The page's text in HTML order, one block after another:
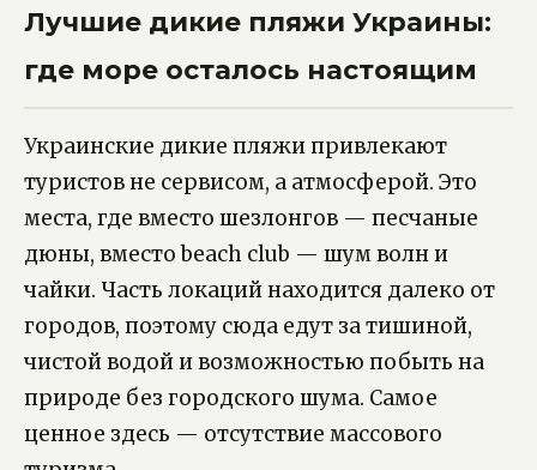
Лучшие дикие пляжи Украины:
где море осталось настоящим
Украинские дикие пляжи привлекают
туристов не сервисом, а атмосферой. Это
места, где вместо шезлонгов — песчаные
дюны, вместо beach club — шум волн и
чайки. Часть локаций находится далеко от
городов, поэтому сюда едут за тишиной,
чистой водой и возможностью побыть на
природе без городского шума. Самое
ценное здесь — отсутствие массового